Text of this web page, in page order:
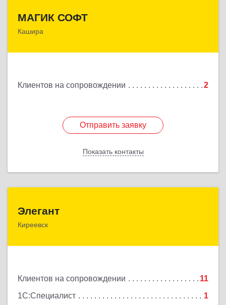
МАГИК СОФТ
Кашира
Клиентов на сопровождении 2
Отправить заявку
Показать контакты
Отправить заявку
Назад
Элегант
Киреевск
Клиентов на сопровождении
11
1С:Специалист
1
301262, Тульская обл, Киреевск г, Чехова ул, дом